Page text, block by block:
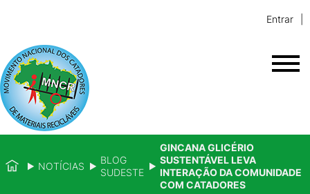
Entrar
NOTÍCIAS
BLOG
SUDESTE
GINCANA GLICÉRIO
SUSTENTÁVEL LEVA
INTERAÇÃO DA COMUNIDADE
COM CATADORES